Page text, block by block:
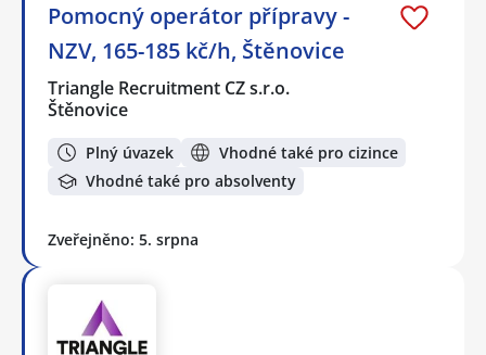
Pomocný operátor přípravy -
NZV, 165-185 kč/h, Štěnovice
Triangle Recruitment CZ s.r.o.
Štěnovice
Plný úvazek
Vhodné také pro cizince
Vhodné také pro absolventy
Zveřejněno: 5. srpna